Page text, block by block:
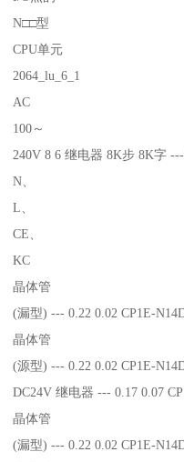
N□□型
CPU单元
2064_lu_6_1
AC
100～
240V 8 6 继电器 8K步 8K字
N、
L、
CE、
KC
晶体管
(漏型) --- 0.22 0.02 CP1E-
晶体管
(源型) --- 0.22 0.02 CP1E-
DC24V 继电器 --- 0.17 0.07
晶体管
(漏型) --- 0.22 0.02 CP1E-